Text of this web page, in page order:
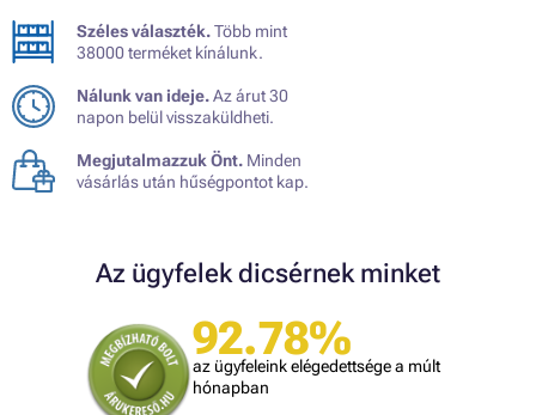
Széles választék.Több mint
38000 terméket kínálunk.
Nálunk van ideje.Az árut 30
napon belül visszaküldheti.
Megjutalmazzuk Önt. Minden
vásárlás után hűségpontot kap.
Az ügyfelek dicsérnek minket
92.78%
az ügyfeleink elégedettsége a múlt
hónapban